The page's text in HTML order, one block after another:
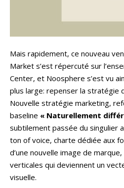
Mais rapidement, ce nouveau
Market s’est répercuté sur
Center, et Noosphere s’est vu
plus large: repenser la stratégie
Nouvelle stratégie marketing,
baseline « Naturellement
subtilement passée du singulier
ton of voice, charte dédiée aux
d’une nouvelle image de
verticales qui deviennent un
visuelle.